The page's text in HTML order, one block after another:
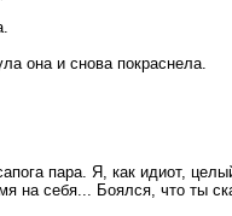
она и снова покраснела.
пара. Я, как идиот,
на себя... Боялся, что ты